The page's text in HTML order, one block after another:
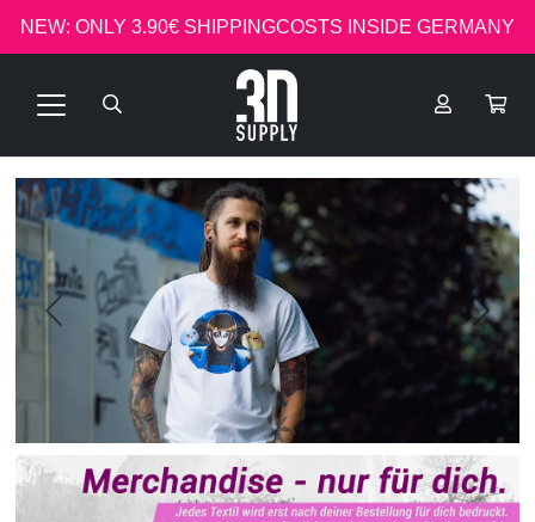
NEW: ONLY 3.90€ SHIPPINGCOSTS INSIDE GERMANY
Previous Next